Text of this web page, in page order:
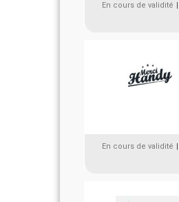
En cours de validité
En cours de validité